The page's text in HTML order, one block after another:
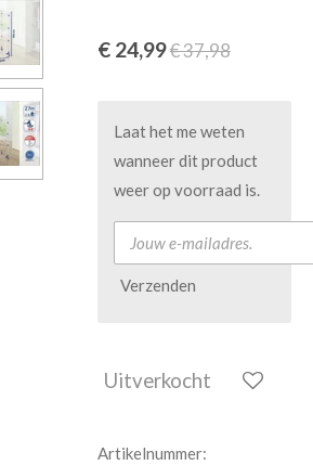
€ 24,99€ 37,98
Laat het me weten
wanneer dit product
weer op voorraad is.
Verzenden
Uitverkocht
Artikelnummer: